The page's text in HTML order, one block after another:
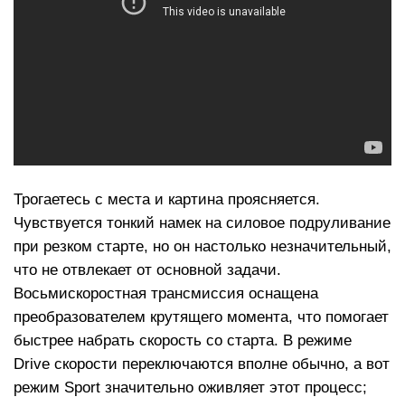
Трогаетесь с места и картина проясняется.
Чувствуется тонкий намек на силовое подруливание
при резком старте, но он настолько незначительный,
что не отвлекает от основной задачи.
Восьмискоростная трансмиссия оснащена
преобразователем крутящего момента, что помогает
быстрее набрать скорость со старта. В режиме
Drive скорости переключаются вполне обычно, а вот
режим Sport значительно оживляет этот процесс;